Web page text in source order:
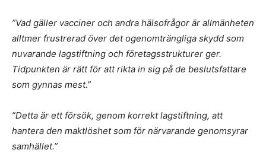
”Vad gäller vacciner och andra hälsofrågor är allmänheten
alltmer frustrerad över det ogenomträngliga skydd som
nuvarande lagstiftning och företagsstrukturer ger.
Tidpunkten är rätt för att rikta in sig på de beslutsfattare
som gynnas mest.”
”Detta är ett försök, genom korrekt lagstiftning, att
hantera den maktlöshet som för närvarande genomsyrar
samhället.”